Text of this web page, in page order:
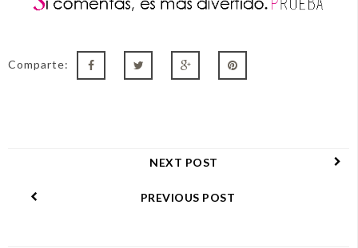
Comparte:
NEXT POST
PREVIOUS POST